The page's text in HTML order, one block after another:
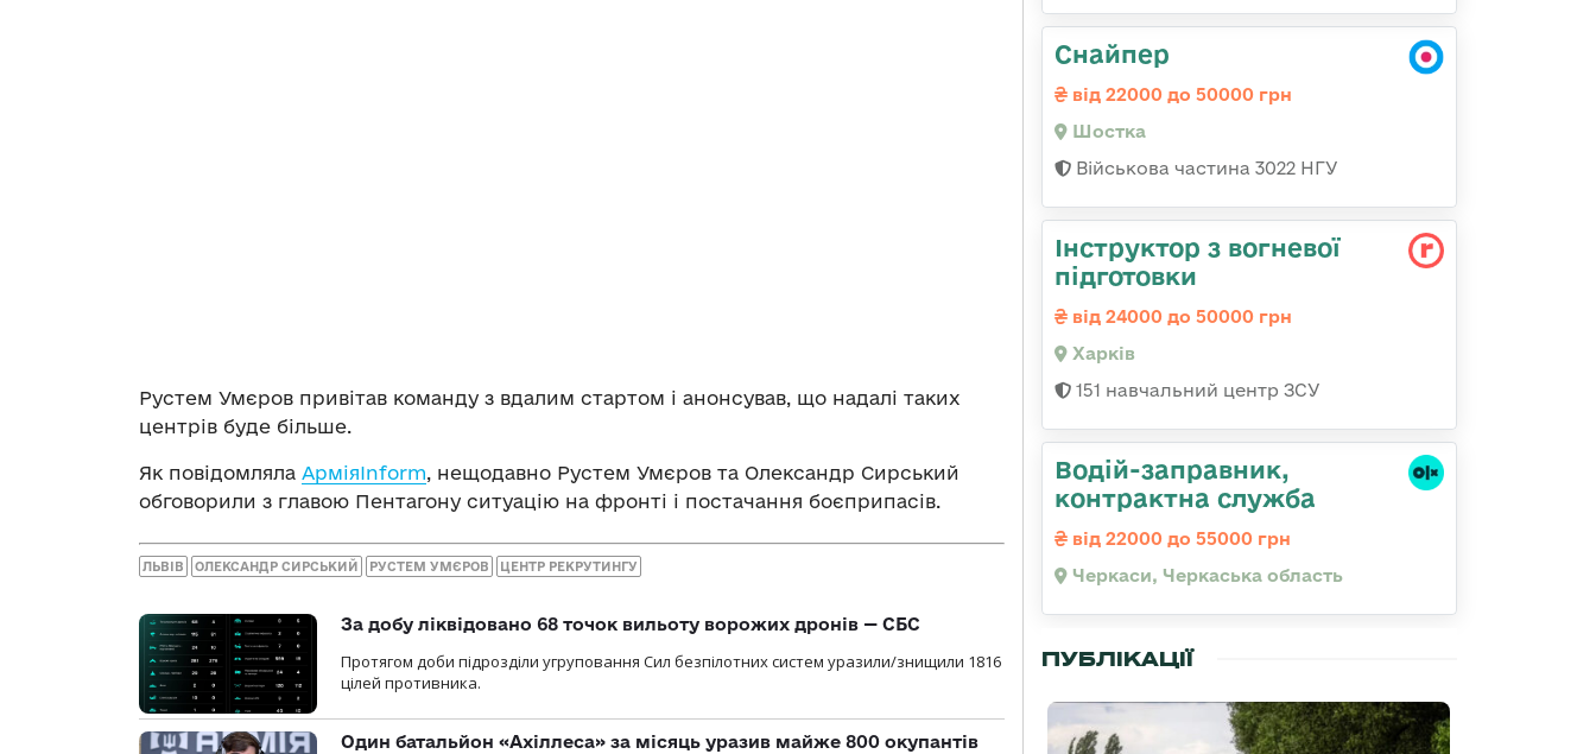
Рустем Умєров привітав команду з вдалим стартом і анонсував, що надалі таких
центрів буде більше.
Як повідомляла АрміяInform, нещодавно Рустем Умєров та Олександр Сирський
обговорили з главою Пентагону ситуацію на фронті і постачання боєприпасів.
ЛЬВІВ ОЛЕКСАНДР СИРСЬКИЙ РУСТЕМ УМЄРОВ ЦЕНТР РЕКРУТИНГУ
За добу ліквідовано 68 точок вильоту ворожих дронів — СБС
Протягом доби підрозділи угруповання Сил безпілотних систем уразили/знищили 1816
цілей противника.
Один батальйон «Ахіллеса» за місяць уразив майже 800 окупантів
Снайпер
від 22000 до 50000 грн
Шостка
Військова частина 3022 НГУ
Інструктор з вогневої
підготовки
від 24000 до 50000 грн
Харків
151 навчальний центр ЗСУ
Водій-заправник,
контрактна служба
від 22000 до 55000 грн
Черкаси, Черкаська область
ПУБЛІКАЦІЇ